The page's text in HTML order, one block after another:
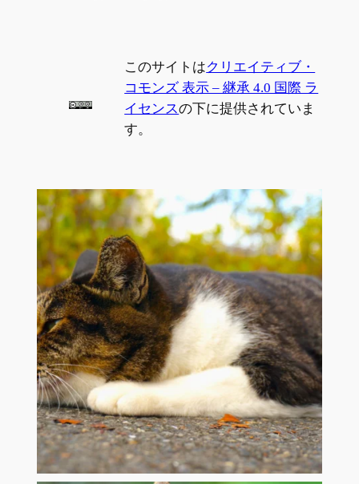
このサイトはクリエイティブ・
コモンズ 表示 – 継承 4.0 国際 ラ
イセンスの下に提供されていま
す。